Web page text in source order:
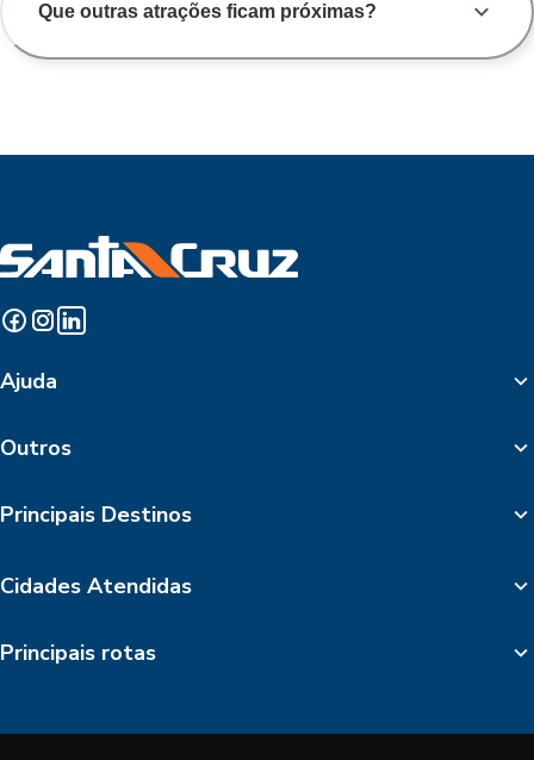
Que outras atrações ficam próximas?
Ajuda
Outros
Principais Destinos
Cidades Atendidas
Principais rotas